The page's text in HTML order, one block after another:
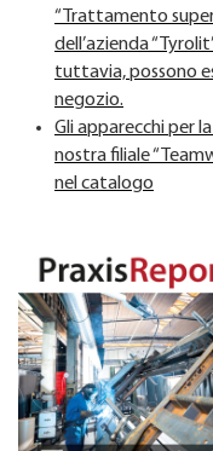
“Trattamento
dell’azienda
tuttavia, possono
negozio.
Gli apparecchi per
nostra filiale
nel catalogo